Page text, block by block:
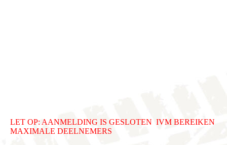
LET OP: AANMELDING IS GESLOTEN IVM BEREIKEN
MAXIMALE DEELNEMERS